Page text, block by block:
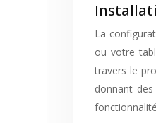
La
ou votre
travers le
donnant